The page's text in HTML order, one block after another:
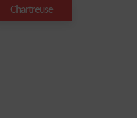
Chartreuse